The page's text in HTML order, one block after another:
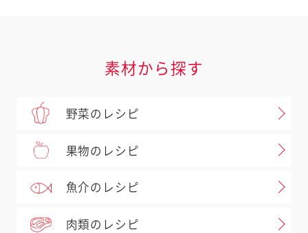
素材から探す
野菜のレシピ
果物のレシピ
魚介のレシピ
肉類のレシピ